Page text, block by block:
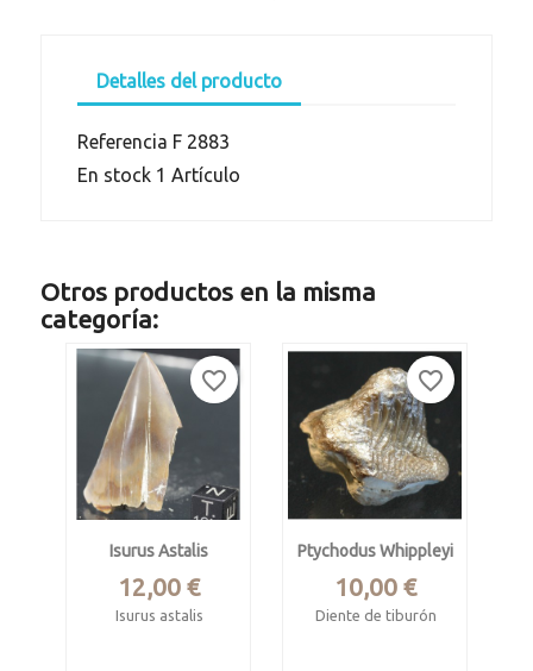
Detalles del producto
Referencia F 2883
En stock 1 Artículo
Otros productos en la misma
categoría:
Isurus Astalis
Precio
12,00 €
Isurus astalis
favorite_border
Ptychodus Whippleyi
Precio
10,00 €
Diente de tiburón
favorite_border